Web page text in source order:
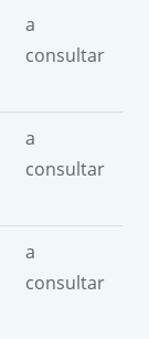
a
consultar
a
consultar
a
consultar